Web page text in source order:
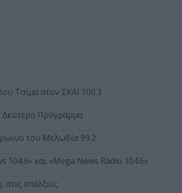
Τσίμα στον ΣΚΑΪ 100.3
Δεύτερο Πρόγραμμα
του Μελωδία 99.2
και «Mega News Radio 104.6»
επάλξεις